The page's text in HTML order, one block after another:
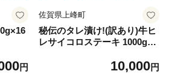
円
佐賀県上峰町
秘伝のタレ漬け!(訳あり)牛ヒ
レサイコロステーキ 1000g
10,000円